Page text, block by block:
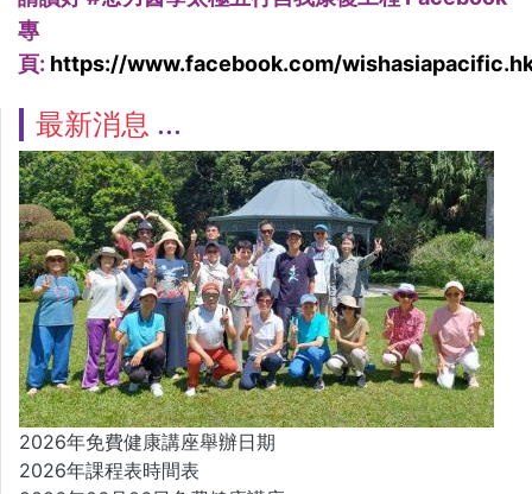
專
頁: https://www.facebook.com/
最新消息
2026年免費健康講座舉辦日期
2026年課程表時間表